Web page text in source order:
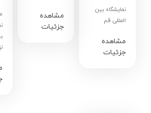
نمایشگاه بین
المللی قم
مشاهده
جزئیات
مشاهده
جزئیات